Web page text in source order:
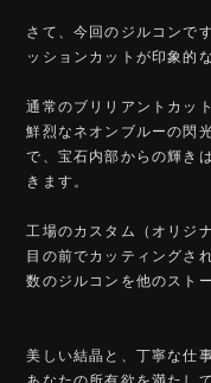
さて、今回のジルコンで
ッションカットが印象的
通常のブリリアントカッ
鮮烈なネオンブルーの閃
で、宝石内部からの輝き
きます。
工場のカスタム（オリジ
目の前でカッティングさ
数のジルコンを他のスト
美しい結晶と、丁寧な仕